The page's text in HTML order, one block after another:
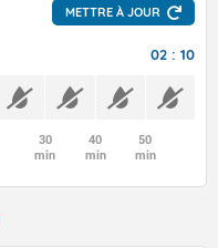
METTRE À JOUR
02 : 10
30
min
40
min
50
min